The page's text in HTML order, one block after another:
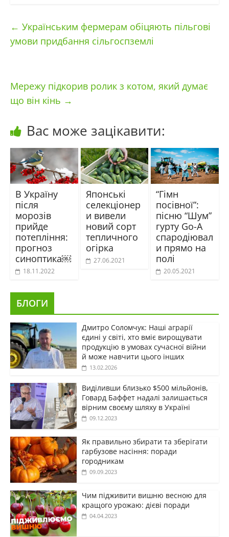
← Українським фермерам обіцяють пільгові
умови придбання сільгоспземлі
Мережу підкорив ролик з котом, який думає
що він кінь →
Вас може зацікавити:
В Україну
після
морозів
прийде
потепління:
прогноз
синоптика￼
18.11.2022
Японські
селекціонер
и вивели
новий сорт
тепличного
огірка
27.06.2021
“Гімн
посівної”:
пісню “Шум”
гурту Go-A
спародіювал
и прямо на
полі
20.05.2021
БЛОГИ
Дмитро Соломчук: Наші аграрії
єдині у світі, хто вміє вирощувати
продукцію в умовах сучасної війни
й може навчити цього інших
13.02.2026
Виділивши близько $500 мільйонів,
Говард Баффет надалі залишається
вірним своєму шляху в Україні
09.12.2023
Як правильно збирати та зберігати
гарбузове насіння: поради
городникам
09.09.2023
Чим підживити вишню весною для
кращого урожаю: дієві поради
04.04.2023